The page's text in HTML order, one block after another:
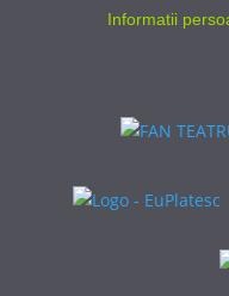
Informatii